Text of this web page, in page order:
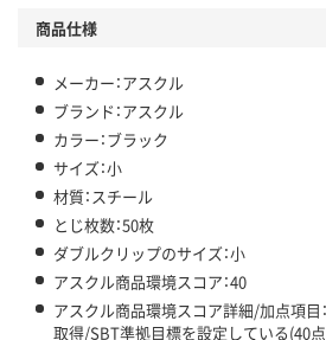
商品仕様
メーカー：アスクル
ブランド：アスクル
カラー：ブラック
サイズ：小
材質：スチール
とじ枚数：50枚
ダブルクリップのサイズ：小
アスクル商品環境スコア：40
アスクル商品環境スコア詳細/加点項
取得/SBT準拠目標を設定している(40